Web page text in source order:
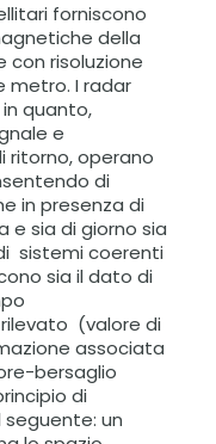
forniscono
della
con risoluzione
metro. I radar
quanto,
e
ritorno, operano
di
in presenza di
e sia di giorno sia
sistemi coerenti
sia il dato di
(valore di
associata
bersaglio
di
un